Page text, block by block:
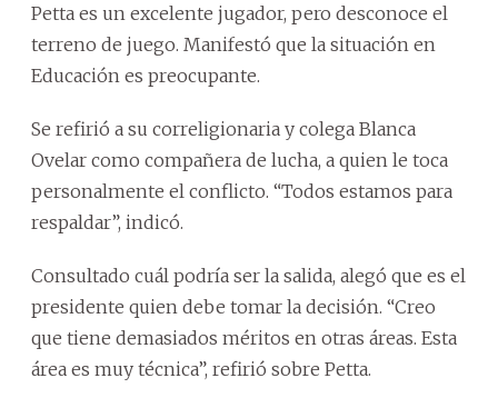
Petta es un excelente jugador, pero desconoce el
terreno de juego. Manifestó que la situación en
Educación es preocupante.
Se refirió a su correligionaria y colega Blanca
Ovelar como compañera de lucha, a quien le toca
personalmente el conflicto. “Todos estamos para
respaldar”, indicó.
Consultado cuál podría ser la salida, alegó que es el
presidente quien debe tomar la decisión. “Creo
que tiene demasiados méritos en otras áreas. Esta
área es muy técnica”, refirió sobre Petta.